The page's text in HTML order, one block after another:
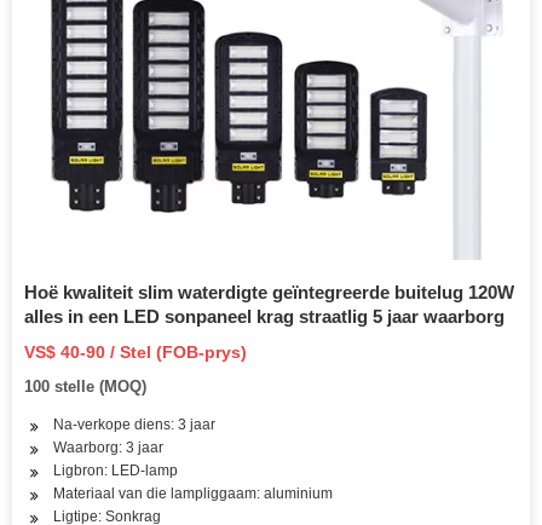
Hoë kwaliteit slim waterdigte geïntegreerde buitelug 120W
alles in een LED sonpaneel krag straatlig 5 jaar waarborg
VS$ 40-90 / Stel (FOB-prys)
100 stelle (MOQ)
Na-verkope diens: 3 jaar
Waarborg: 3 jaar
Ligbron: LED-lamp
Materiaal van die lampliggaam: aluminium
Ligtipe: Sonkrag